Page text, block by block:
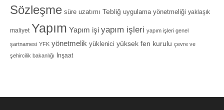
Sözleşme süre uzatımı Tebliğ uygulama yönetmeliği yaklaşık
maliyet Yapım Yapım işi yapım işleri yapım işleri genel
şartnamesi YFK yönetmelik yüklenici yüksek fen kurulu çevre ve
şehircilik bakanlığı
İnşaat